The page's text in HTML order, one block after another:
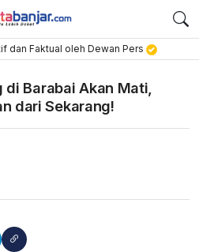
dan Faktual oleh Dewan Pers
Barabai Akan Mati,
dari Sekarang!